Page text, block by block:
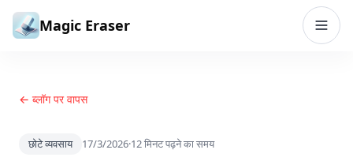
सामग्री पर जाएं
Magic Eraser
← ब्लॉग पर वापस
छोटे व्यवसाय 17/3/2026·12मिनट पढ़ने का समय